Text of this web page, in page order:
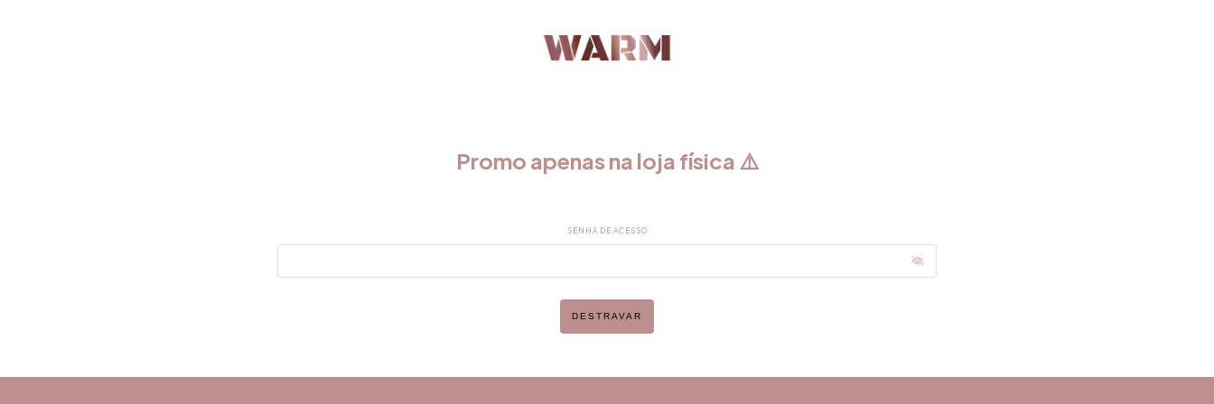
Promo apenas na loja física ⚠️
SENHA DE ACESSO
DESTRAVAR